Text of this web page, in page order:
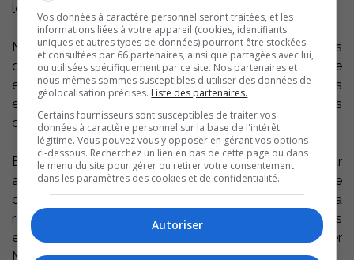
locale. »
Madame Cimon rassure les partenaires et les entreprises
de la région : « Le départ du directeur général n’affecte
en rien la qualité des services offerts. Les collaborations
en cours se poursuivent normalement avec nos
différents partenaires. »
Elle ajoute que « plusieurs projets d’affaires ont vu le jour
au cours des deux dernières années, dont certains se
concrétisent déjà par l’implantation d’usines dans la
région. Notre priorité demeure d’accompagner nos
entreprises dans les défis qu’elles rencontrent » d’affirmer
Mme Cimon.
Vos données à caractère personnel seront traitées, et les
informations liées à votre appareil (cookies, identifiants
uniques et autres types de données) pourront être stockées
et consultées par 66 partenaires, ainsi que partagées avec lui,
ou utilisées spécifiquement par ce site. Nos partenaires et
nous-mêmes sommes susceptibles d'utiliser des données de
géolocalisation précises. Liste des partenaires.
Certains fournisseurs sont susceptibles de traiter vos
données à caractère personnel sur la base de l'intérêt
légitime. Vous pouvez vous y opposer en gérant vos options
ci-dessous. Recherchez un lien en bas de cette page ou dans
le menu du site pour gérer ou retirer votre consentement
dans les paramètres des cookies et de confidentialité.
Autoriser